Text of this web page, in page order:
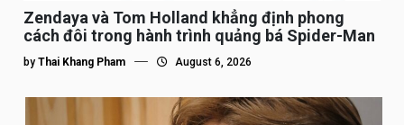
Zendaya và Tom Holland khẳng định phong
cách đôi trong hành trình quảng bá Spider-Man
by Thai Khang Pham August 6, 2026